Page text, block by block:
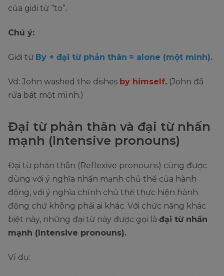
của giới từ “to”.
Chú ý:
Giới từ By + đại từ phản thân = alone (một mình).
Vd: John washed the dishes by himself. (John đã
rửa bát một mình.)
Đại từ phản thân và đại từ nhấn
mạnh (Intensive pronouns)
Đại từ phản thân (Reflexive pronouns) cũng được
dùng với ý nghĩa nhấn mạnh chủ thể của hành
động, với ý nghĩa chính chủ thể thực hiện hành
động chứ không phải ai khác. Với chức năng khác
biệt này, những đại từ này được gọi là đại từ nhấn
mạnh (Intensive pronouns).
Ví dụ: